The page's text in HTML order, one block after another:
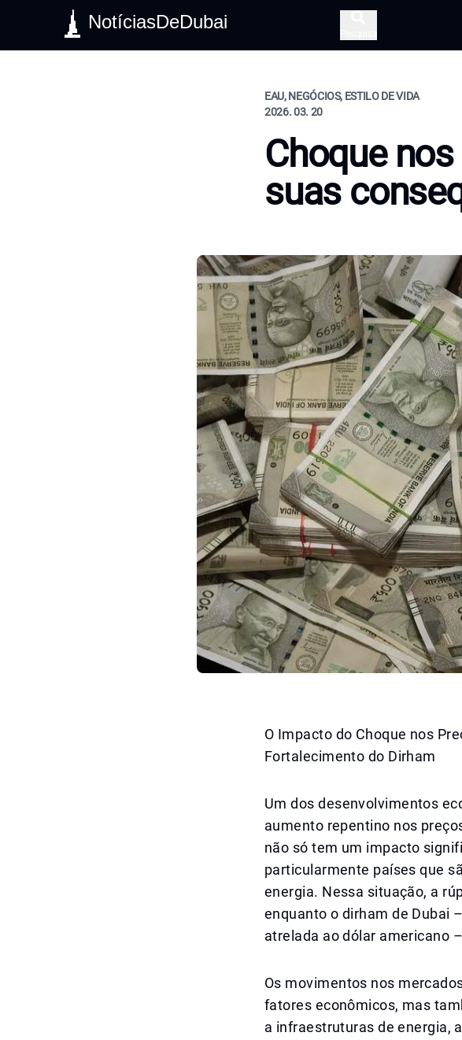
NotíciasDeDubai
EAU, NEGÓCIOS, ESTILO DE VIDA
2026. 03. 20
Choque
suas
O Impacto do Choque nos
Fortalecimento do Dirham
Um dos desenvolvimentos
aumento repentino nos
não só tem um impacto
particularmente países que
energia. Nessa situação, a
enquanto o dirham de Dubai
atrelada ao dólar americano
Os movimentos nos
fatores econômicos, mas
a infraestruturas de energia,